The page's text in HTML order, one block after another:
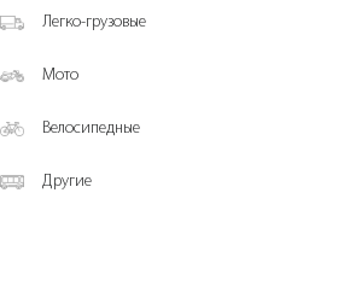
Легко-грузовые
Мото
Велосипедные
Другие